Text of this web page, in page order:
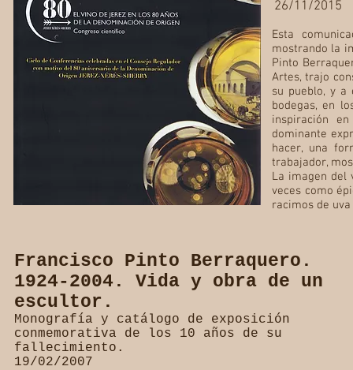
26/11/2015
Esta
mostrando la
Pinto
Artes, trajo
su pueblo, y a
bodegas, en
inspiración
dominante
hacer, una
trabajador,
La imagen del
veces como
racimos de
Francisco Pinto Berraquero.
1924-2004. Vida y obra de un
escultor.
Monografía y catálogo de exposición
conmemorativa de los 10 años de su
fallecimiento.
19/02/2007